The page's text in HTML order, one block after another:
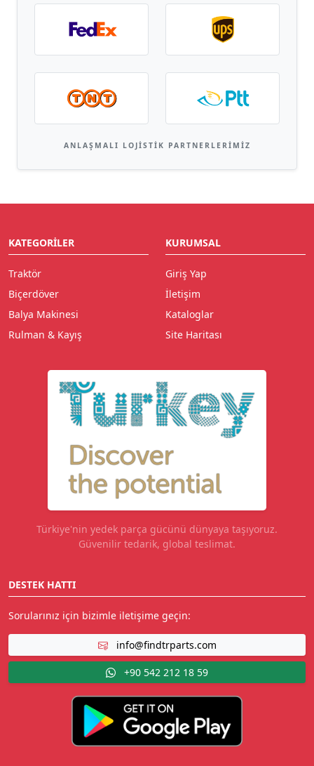
ANLAŞMALI LOJISTIK PARTNERLERIMIZ
KATEGORILER
Traktör
Biçerdöver
Balya Makinesi
Rulman & Kayış
KURUMSAL
Giriş Yap
İletişim
Kataloglar
Site Haritası
Türkiye'nin yedek parça gücünü dünyaya taşıyoruz.
Güvenilir tedarik, global teslimat.
DESTEK HATTI
Sorularınız için bizimle iletişime geçin:
info@findtrparts.com
+90 542 212 18 59